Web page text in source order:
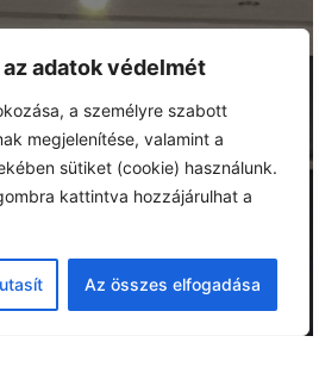
adatok védelmét
a személyre szabott
megjelenítése, valamint a
sütiket (cookie) használunk.
kattintva hozzájárulhat a
Az összes elfogadása